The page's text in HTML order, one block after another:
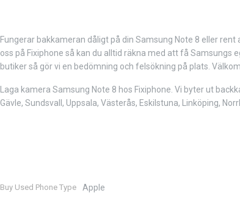
Fungerar bakkameran dåligt på din Samsung Note 8 eller
oss på Fixiphone så kan du alltid räkna med att få Samsungs
butiker så gör vi en bedömning och felsökning på plats.
Laga kamera Samsung Note 8 hos Fixiphone. Vi byter ut
Gävle, Sundsvall, Uppsala, Västerås, Eskilstuna, Linköping,
Mer
Buy Used Phone Type Apple